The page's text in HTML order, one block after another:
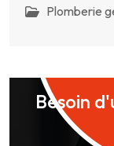
Plomberie
Besoin